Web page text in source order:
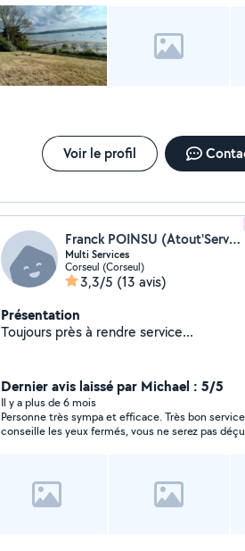
Voir le profil
Franck POINSU (Atout'Services Breizh)
Multi Services
Corseul (Corseul)
3,3/5 (13 avis)
Présentation
Toujours près à rendre service...
Dernier avis laissé par Michael : 5/5
Il y a plus de 6 mois
Personne très sympa et efficace. Très bon
conseille les yeux fermés, vous ne serez pas